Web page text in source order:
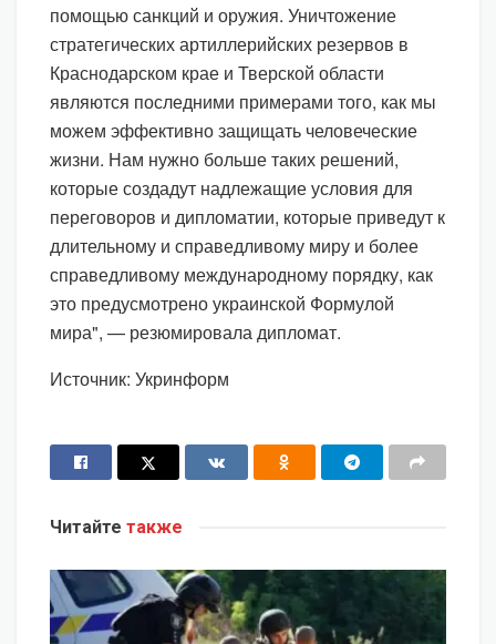
помощью санкций и оружия. Уничтожение
стратегических артиллерийских резервов в
Краснодарском крае и Тверской области
являются последними примерами того, как мы
можем эффективно защищать человеческие
жизни. Нам нужно больше таких решений,
которые создадут надлежащие условия для
переговоров и дипломатии, которые приведут к
длительному и справедливому миру и более
справедливому международному порядку, как
это предусмотрено украинской Формулой
мира", — резюмировала дипломат.
Источник: Укринформ
Читайте также